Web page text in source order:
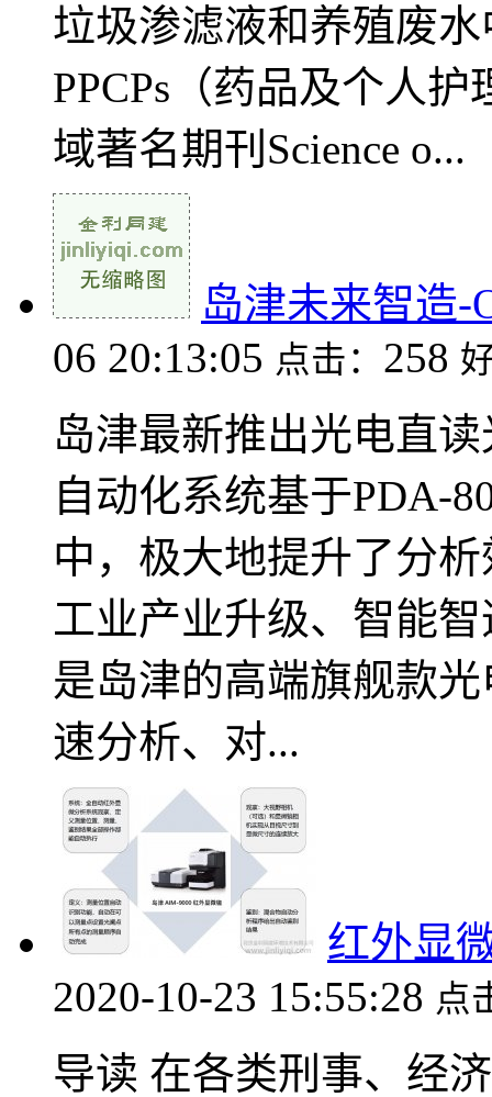
垃圾渗滤液和养殖废
PPCPs（药品及个人
域著名期刊Science o...
岛津未来智造-
06 20:13:05 点击： 258
岛津最新推出光电直
自动化系统基于PDA-
中，极大地提升了分
工业产业升级、智能
是岛津的高端旗舰款
速分析、对...
红外显
2020-10-23 15:55:28 点
导读 在各类刑事、经